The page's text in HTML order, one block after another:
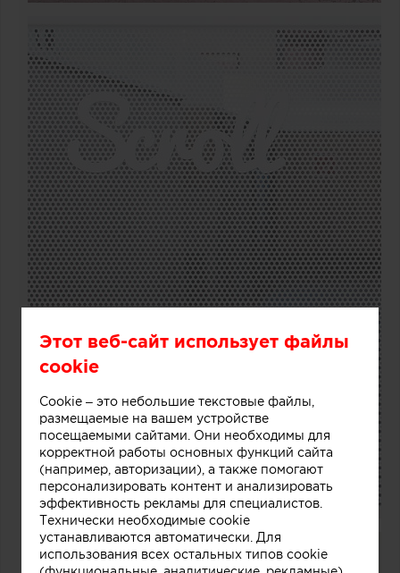
Этот веб-сайт использует файлы
cookie
Cookie – это небольшие текстовые файлы,
размещаемые на вашем устройстве
посещаемыми сайтами. Они необходимы для
корректной работы основных функций сайта
(например, авторизации), а также помогают
персонализировать контент и анализировать
эффективность рекламы для специалистов.
Технически необходимые cookie
устанавливаются автоматически. Для
использования всех остальных типов cookie